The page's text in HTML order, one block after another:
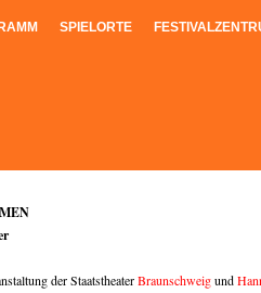
SPIELORTE
der StaatstheaterBraunschweigund